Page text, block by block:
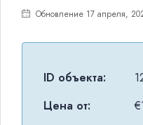
Обновление 17 апреля,
ID объекта:
Цена от: